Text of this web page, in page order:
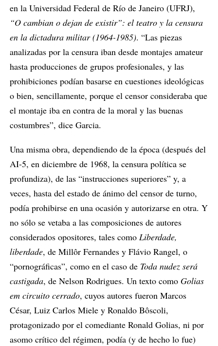
en la Universidad Federal de Río de Janeiro (UFRJ),
“O cambian o dejan de existir”: el teatro y la censura
en la dictadura militar (1964-1985). “Las piezas
analizadas por la censura iban desde montajes amateur
hasta producciones de grupos profesionales, y las
prohibiciones podían basarse en cuestiones ideológicas
o bien, sencillamente, porque el censor consideraba que
el montaje iba en contra de la moral y las buenas
costumbres”, dice Garcia.
Una misma obra, dependiendo de la época (después del
AI-5, en diciembre de 1968, la censura política se
profundiza), de las “instrucciones superiores” y, a
veces, hasta del estado de ánimo del censor de turno,
podía prohibirse en una ocasión y autorizarse en otra. Y
no sólo se vetaba a las composiciones de autores
considerados opositores, tales como Liberdade,
liberdade, de Millôr Fernandes y Flávio Rangel, o
“pornográficas”, como en el caso de Toda nudez será
castigada, de Nelson Rodrigues. Un texto como Golias
em circuito cerrado, cuyos autores fueron Marcos
César, Luiz Carlos Miele y Ronaldo Bôscoli,
protagonizado por el comediante Ronald Golias, ni por
asomo crítico del régimen, podía (y de hecho lo fue)